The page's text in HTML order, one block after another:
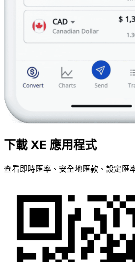
下載 XE 應用程式
查看即時匯率、安全地匯款、設定匯